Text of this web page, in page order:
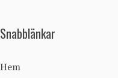
Snabblänkar
Hem